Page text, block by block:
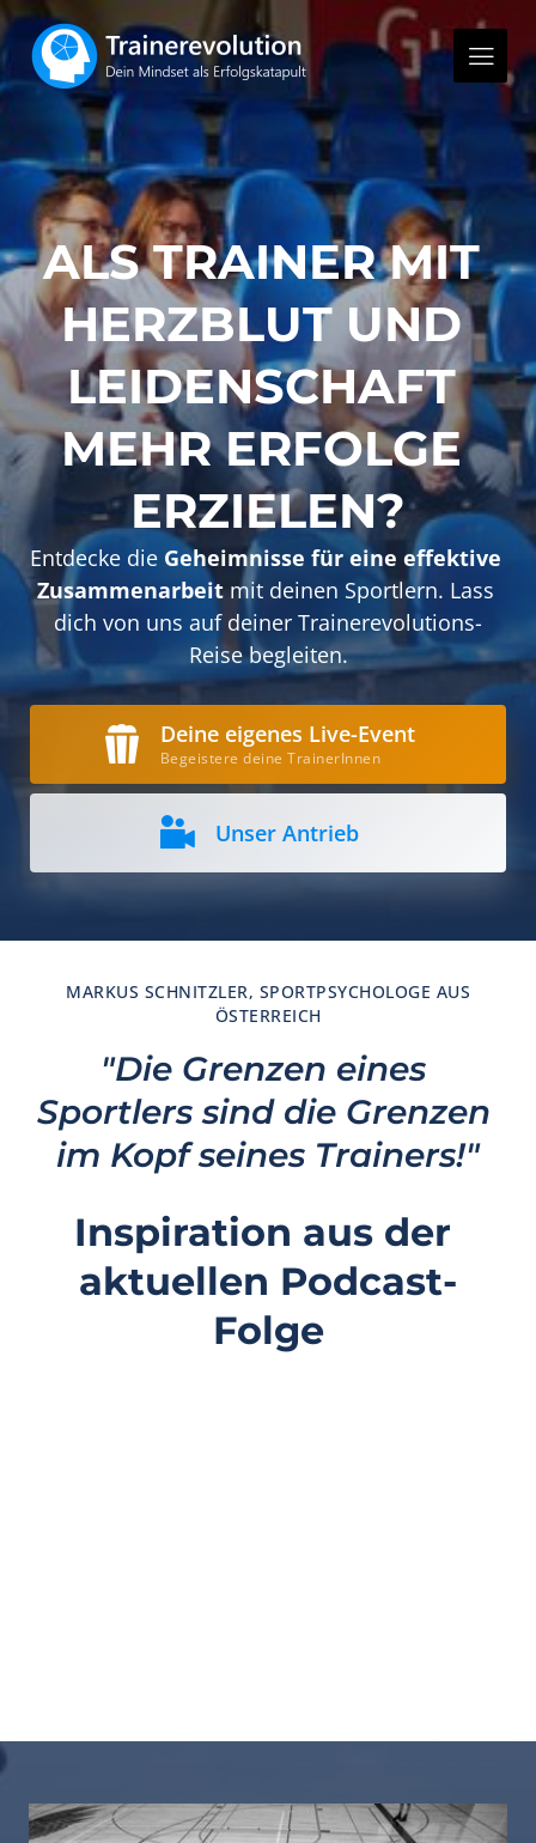
ALS TRAINER MIT
HERZBLUT UND
LEIDENSCHAFT
MEHR ERFOLGE
ERZIELEN?
Entdecke die Geheimnisse für eine effektive
Zusammenarbeit mit deinen Sportlern. Lass
dich von uns auf deiner Trainerevolutions-
Reise begleiten.
Deine eigenes Live-Event
Begeistere deine TrainerInnen
Unser Antrieb
MARKUS SCHNITZLER, SPORTPSYCHOLOGE AUS
ÖSTERREICH
"Die Grenzen eines
Sportlers sind die Grenzen
im Kopf seines Trainers!"
Inspiration aus der
aktuellen Podcast-
Folge